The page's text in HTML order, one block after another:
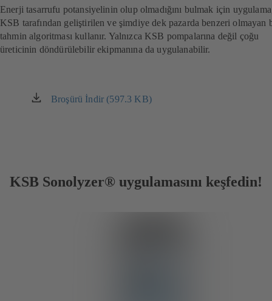
Enerji tasarrufu potansiyelinin olup olmadığını bulmak için
KSB tarafından geliştirilen ve şimdiye dek pazarda benzeri olmayan
tahmin algoritması kullanır. Yalnızca KSB pompalarına değil çoğu
üreticinin döndürülebilir ekipmanına da uygulanabilir.
Broşürü İndir (597.3 KB)
(yeni
KSB Sonolyzer® uygulamasını keşfedin!